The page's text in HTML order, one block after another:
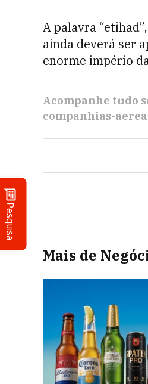
Pesquisa
A palavra
ainda deverá ser
enorme império
Acompanhe tudo
companhias-
Mais de